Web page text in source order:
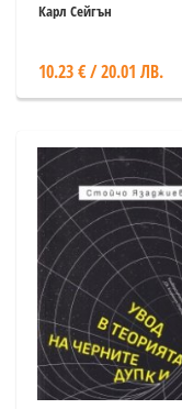
(твърда корица)
Карл Сейгън
10.23 € / 20.01 ЛВ.